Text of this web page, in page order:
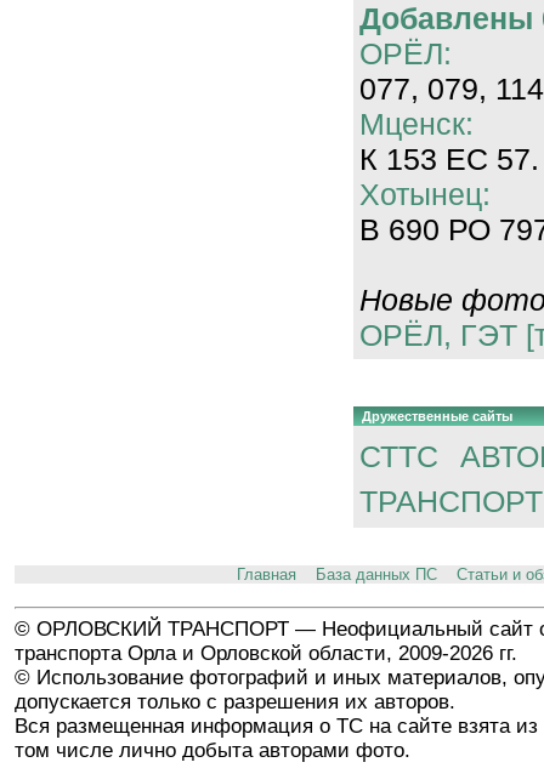
Добавлены
ОРЁЛ:
077, 079,
Мценск:
К 153 ЕС 57.
Хотынец:
В 690 РО
Новые
ОРЁЛ, ГЭТ
Дружественные сайты
СТТС
ТРАНСПОРТ
Главная База данных ПС Статьи и
© ОРЛОВСКИЙ ТРАНСПОРТ — Неофициальный сайт
транспорта Орла и Орловской области, 2009-2026 гг.
© Использование фотографий и иных материалов,
допускается только с разрешения их авторов.
Вся размещенная информация о ТС на сайте взята из
том числе лично добыта авторами фото.